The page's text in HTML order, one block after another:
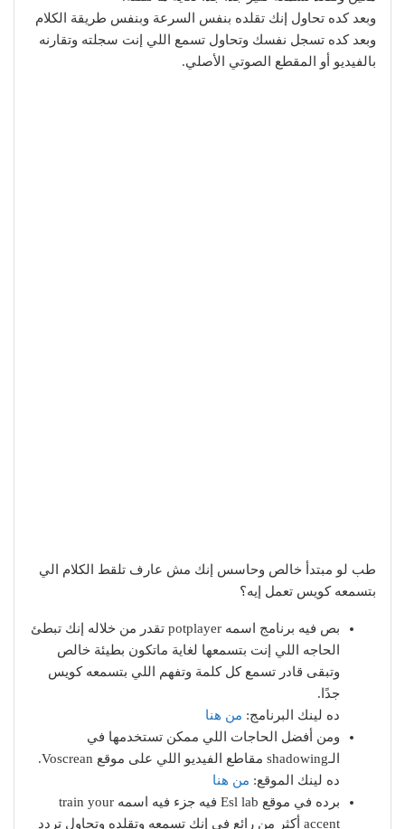
وبعد كده تحاول إنك تقلده بنفس السرعة وبنفس طريقة الكلام
وبعد كده تسجل نفسك وتحاول تسمع اللي إنت سجلته وتقارنه
بالفيديو أو المقطع الصوتي الأصلي.
طب لو مبتدأ خالص وحاسس إنك مش عارف تلقط الكلام الي
بتسمعه كويس تعمل إيه؟
بص فيه برنامج اسمه potplayer تقدر من خلاله إنك تبطئ
الحاجه اللي إنت بتسمعها لغاية ماتكون بطيئة خالص
وتبقى قادر تسمع كل كلمة وتفهم اللي بتسمعه كويس
جدًا.
ده لينك البرنامج: من هنا
ومن أفضل الحاجات اللي ممكن تستخدمها في
الـshadowing مقاطع الفيديو اللي على موقع Voscrean.
ده لينك الموقع: من هنا
برده في موقع Esl lab فيه جزء فيه اسمه train your
accent أكثر من رائع في إنك تسمعه وتقلده وتحاول تردد